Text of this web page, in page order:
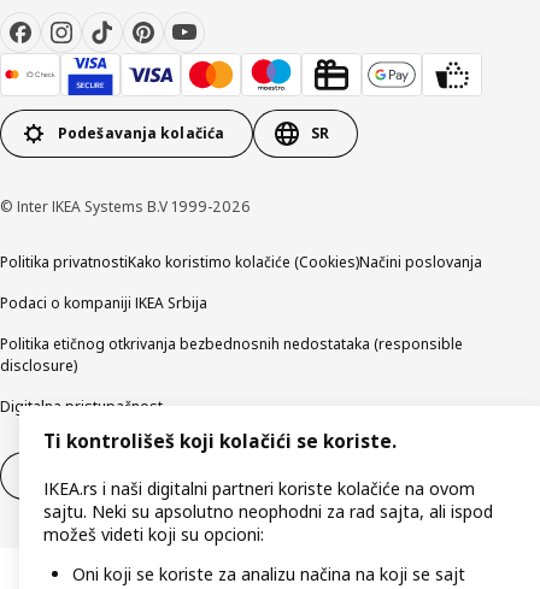
Podešavanja kolačića SR
© Inter IKEA Systems B.V 1999-2026
Politika privatnostiKako koristimo kolačiće (Cookies)Načini poslovanja
Podaci o kompaniji IKEA Srbija
Politika etičnog otkrivanja bezbednosnih nedostataka (responsible
disclosure)
Digitalna pristupačnost
Ti kontrolišeš koji kolačići se koriste.
IKEA.rs i naši digitalni partneri koriste kolačiće na ovom
sajtu. Neki su apsolutno neophodni za rad sajta, ali ispod
možeš videti koji su opcioni:
Oni koji se koriste za analizu načina na koji se sajt